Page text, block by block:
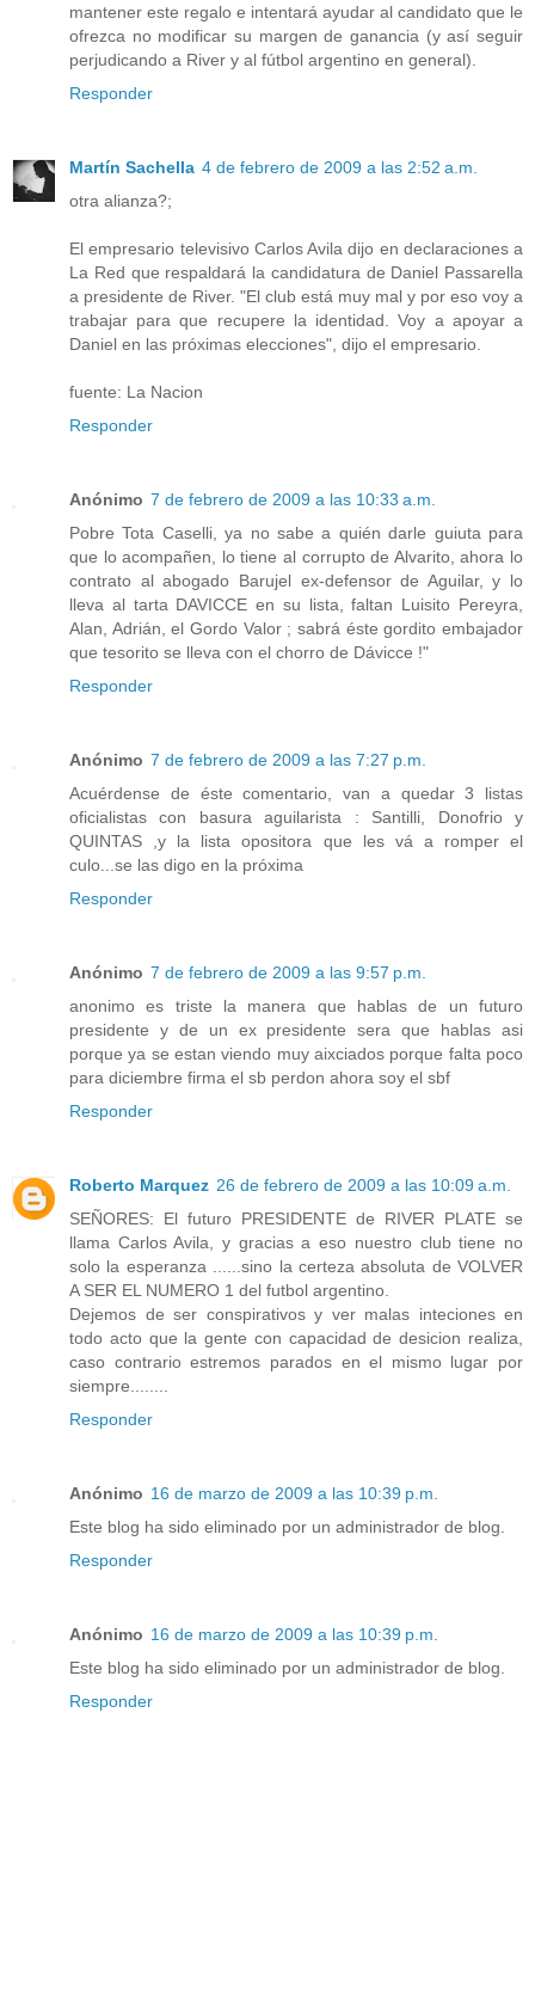
mantener este regalo e intentará ayudar al candidato que le
ofrezca no modificar su margen de ganancia (y así seguir
perjudicando a River y al fútbol argentino en general).
Responder
Martín Sachella 4 de febrero de 2009 a las 2:52 a.m.
otra alianza?;
El empresario televisivo Carlos Avila dijo en declaraciones a
La Red que respaldará la candidatura de Daniel Passarella
a presidente de River. "El club está muy mal y por eso voy a
trabajar para que recupere la identidad. Voy a apoyar a
Daniel en las próximas elecciones", dijo el empresario.
fuente: La Nacion
Responder
Anónimo 7 de febrero de 2009 a las 10:33 a.m.
Pobre Tota Caselli, ya no sabe a quién darle guiuta para
que lo acompañen, lo tiene al corrupto de Alvarito, ahora lo
contrato al abogado Barujel ex-defensor de Aguilar, y lo
lleva al tarta DAVICCE en su lista, faltan Luisito Pereyra,
Alan, Adrián, el Gordo Valor ; sabrá éste gordito embajador
que tesorito se lleva con el chorro de Dávicce !"
Responder
Anónimo 7 de febrero de 2009 a las 7:27 p.m.
Acuérdense de éste comentario, van a quedar 3 listas
oficialistas con basura aguilarista : Santilli, Donofrio y
QUINTAS ,y la lista opositora que les vá a romper el
culo...se las digo en la próxima
Responder
Anónimo 7 de febrero de 2009 a las 9:57 p.m.
anonimo es triste la manera que hablas de un futuro
presidente y de un ex presidente sera que hablas asi
porque ya se estan viendo muy aixciados porque falta poco
para diciembre firma el sb perdon ahora soy el sbf
Responder
Roberto Marquez 26 de febrero de 2009 a las 10:09 a.m.
SEÑORES: El futuro PRESIDENTE de RIVER PLATE se
llama Carlos Avila, y gracias a eso nuestro club tiene no
solo la esperanza ......sino la certeza absoluta de VOLVER
A SER EL NUMERO 1 del futbol argentino.
Dejemos de ser conspirativos y ver malas inteciones en
todo acto que la gente con capacidad de desicion realiza,
caso contrario estremos parados en el mismo lugar por
siempre........
Responder
Anónimo 16 de marzo de 2009 a las 10:39 p.m.
Este blog ha sido eliminado por un administrador de blog.
Responder
Anónimo 16 de marzo de 2009 a las 10:39 p.m.
Este blog ha sido eliminado por un administrador de blog.
Responder